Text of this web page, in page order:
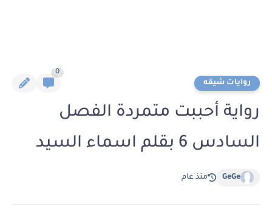
روايات شيقه
0
رواية أحببت متمردة الفصل
السادس 6 بقلم اسماء السيد
GeGe منذ عام